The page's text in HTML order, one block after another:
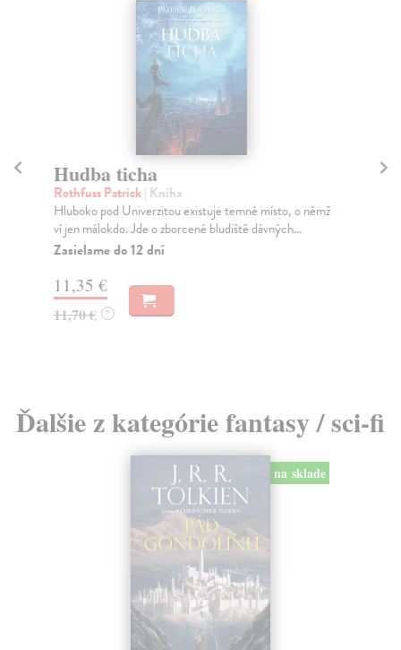
Hudba ticha
Rothfuss Patrick| Kniha
Hluboko pod Univerzitou existuje temné místo, o němž
ví jen málokdo. Jde o zborcené bludiště dávných...
Zasielame do 12 dní
11,35 €
11,70 € ?
Ďalšie z kategórie fantasy / sci-fi
na sklade